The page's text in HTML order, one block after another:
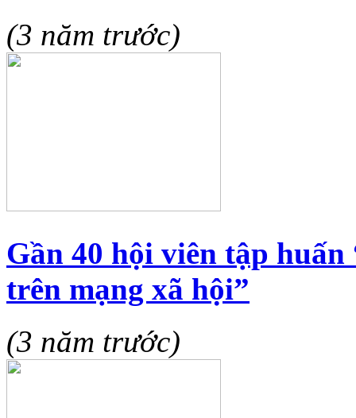
(3 năm trước)
Gần 40 hội viên tập
trên mạng xã hội”
(3 năm trước)